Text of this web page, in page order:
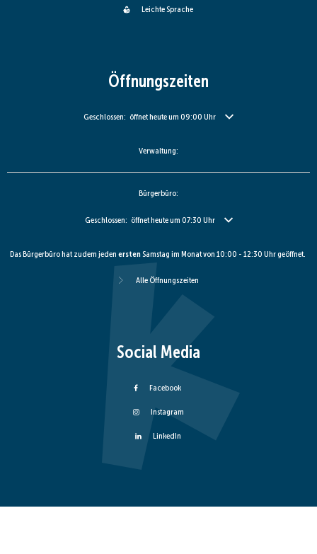
Leichte Sprache
Öffnungszeiten
Klicken, um weitere Öffnungs- oder Schließzeiten auszublenden
Geschlossen: öffnet heute um 09:00 Uhr
Verwaltung:
Bürgerbüro:
Klicken, um weitere Öffnungs- oder Schließzeiten auszublenden
Geschlossen: öffnet heute um 07:30 Uhr
Das Bürgerbüro hat zudem jeden ersten Samstag im Monat von 10:00 - 12:30 Uhr geöffnet.
Alle Öffnungszeiten
Social Media
Facebook
Instagram
LinkedIn